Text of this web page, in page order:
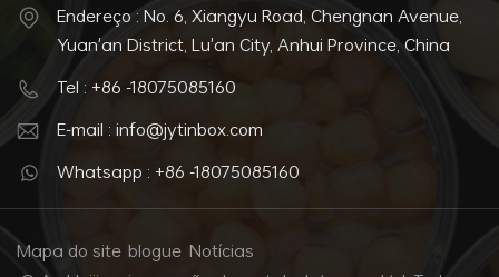
Endereço : No. 6, Xiangyu Road, Chengnan Avenue,
Yuan'an District, Lu'an City, Anhui Province, China
Tel : +86 -18075085160
E-mail : info@jytinbox.com
Whatsapp : +86 -18075085160
Mapa do site blogue Notícias